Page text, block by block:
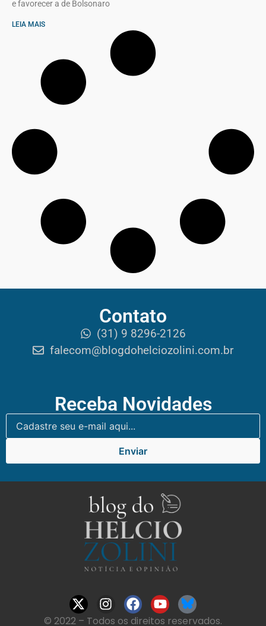
e favorecer a de Bolsonaro
LEIA MAIS
Contato
(31) 9 8296-2126
falecom@blogdohelciozolini.com.br
Receba Novidades
Enviar
© 2022 – Todos os direitos reservados.